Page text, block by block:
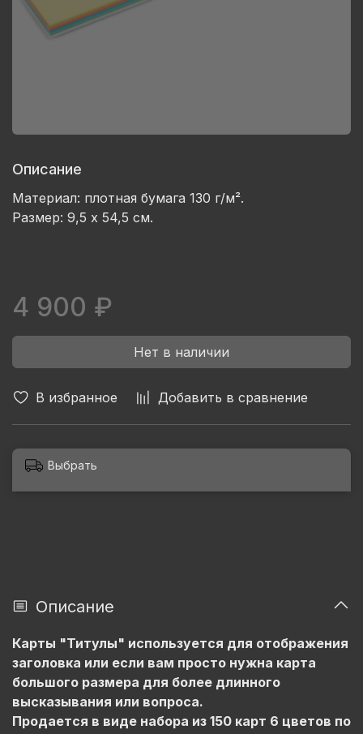
В избранное Добавить в сравнение
Описание
Материал: плотная бумага 130 г/м².
Размер: 9,5 x 54,5 см.
4 900 ₽
Нет в наличии
Выбрать
Описание
Карты "Титулы" используется для отображения
заголовка или если вам просто нужна карта
большого размера для более длинного
высказывания или вопроса.
Продается в виде набора из 150 карт 6 цветов по